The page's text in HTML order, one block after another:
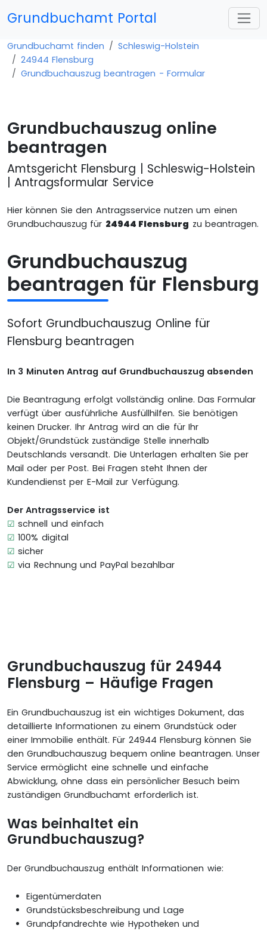
Grundbuchamt Portal
Grundbuchamt finden
Schleswig-Holstein
24944 Flensburg
Grundbuchauszug beantragen - Formular
Grundbuchauszug online
beantragen
Amtsgericht Flensburg | Schleswig-Holstein
| Antragsformular Service
Hier können Sie den Antragsservice nutzen um einen
Grundbuchauszug für 24944 Flensburg zu beantragen.
Grundbuchauszug
beantragen für Flensburg
Sofort Grundbuchauszug Online für
Flensburg beantragen
In 3 Minuten Antrag auf Grundbuchauszug absenden
Die Beantragung erfolgt vollständig online. Das Formular
verfügt über ausführliche Ausfüllhilfen. Sie benötigen
keinen Drucker. Ihr Antrag wird an die für Ihr
Objekt/Grundstück zuständige Stelle innerhalb
Deutschlands versandt. Die Unterlagen erhalten Sie per
Mail oder per Post. Bei Fragen steht Ihnen der
Kundendienst per E-Mail zur Verfügung.
Der Antragsservice ist
☑schnell und einfach
☑100% digital
☑sicher
☑via Rechnung und PayPal bezahlbar
Grundbuchauszug für 24944
Flensburg – Häufige Fragen
Ein Grundbuchauszug ist ein wichtiges Dokument, das
detaillierte Informationen zu einem Grundstück oder
einer Immobilie enthält. Für 24944 Flensburg können Sie
den Grundbuchauszug bequem online beantragen. Unser
Service ermöglicht eine schnelle und einfache
Abwicklung, ohne dass ein persönlicher Besuch beim
zuständigen Grundbuchamt erforderlich ist.
Was beinhaltet ein
Grundbuchauszug?
Der Grundbuchauszug enthält Informationen wie:
Eigentümerdaten
Grundstücksbeschreibung und Lage
Grundpfandrechte wie Hypotheken und